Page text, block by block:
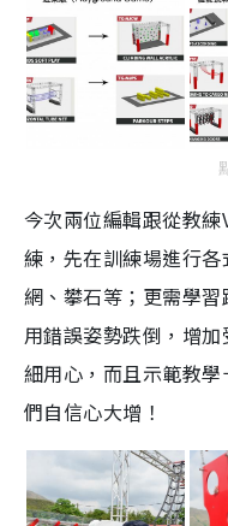
今次兩位編輯跟從教
練，先在訓練場進行
網、攀石等；更需學
用錯誤姿勢跌倒，增
細用心，而且示範教
們自信心大增！